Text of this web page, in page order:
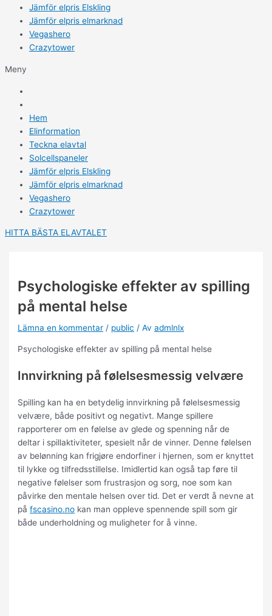
Jämför elpris Elskling
Jämför elpris elmarknad
Vegashero
Crazytower
Meny
Hem
Elinformation
Teckna elavtal
Solcellspaneler
Jämför elpris Elskling
Jämför elpris elmarknad
Vegashero
Crazytower
HITTA BÄSTA ELAVTALET
Psychologiske effekter av spilling
på mental helse
Lämna en kommentar / public / Av admlnlx
Psychologiske effekter av spilling på mental helse
Innvirkning på følelsesmessig velvære
Spilling kan ha en betydelig innvirkning på følelsesmessig
velvære, både positivt og negativt. Mange spillere
rapporterer om en følelse av glede og spenning når de
deltar i spillaktiviteter, spesielt når de vinner. Denne følelsen
av belønning kan frigjøre endorfiner i hjernen, som er knyttet
til lykke og tilfredsstillelse. Imidlertid kan også tap føre til
negative følelser som frustrasjon og sorg, noe som kan
påvirke den mentale helsen over tid. Det er verdt å nevne at
påfscasino.no kan man oppleve spennende spill som gir
både underholdning og muligheter for å vinne.